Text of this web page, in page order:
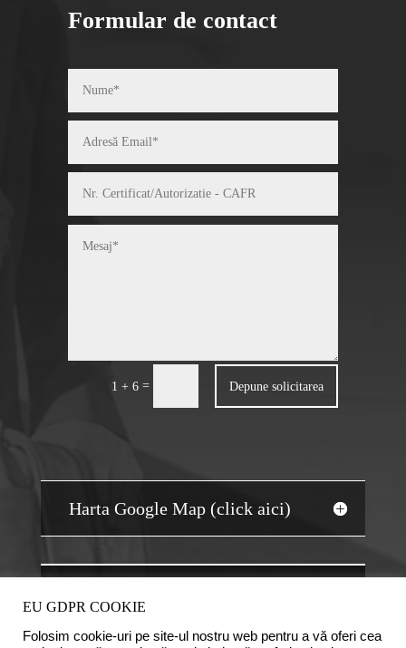
Formular de contact
1 + 6 = Depune solicitarea
Harta Google Map (click aici)
EU GDPR COOKIE
Folosim cookie-uri pe site-ul nostru web pentru a vă oferi cea